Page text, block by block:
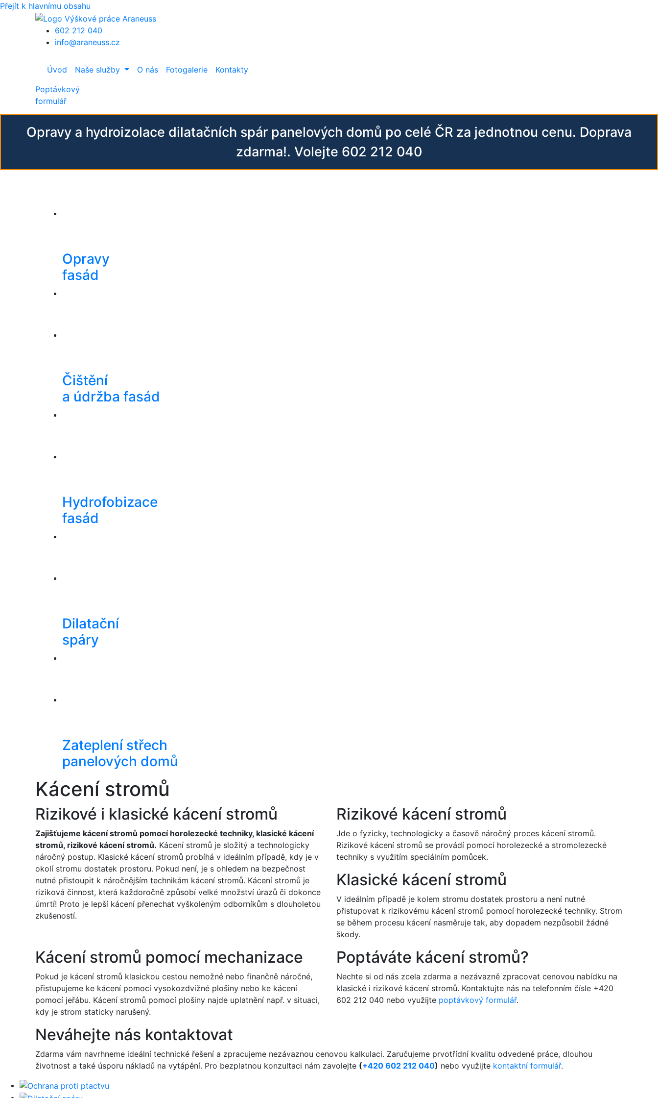
Přejít k hlavnímu obsahu
602 212 040
info@araneuss.cz
Úvod Naše služby O nás Fotogalerie
Kontakty
Poptávkový
formulář
Opravy a hydroizolace dilatačních spár panelových domů po celé ČR za jednotnou cenu. Doprava
zdarma!. Volejte 602 212 040
Opravy
fasád
Čištění
a údržba fasád
Hydrofobizace
fasád
Dilatační
spáry
Zateplení střech
panelových domů
Kácení stromů
Rizikové i klasické kácení stromů
Zajišťujeme kácení stromů pomocí horolezecké techniky, klasické kácení
stromů, rizikové kácení stromů. Kácení stromů je složitý a technologicky
náročný postup. Klasické kácení stromů probíhá v ideálním případě, kdy je v
okolí stromu dostatek prostoru. Pokud není, je s ohledem na bezpečnost
nutné přistoupit k náročnějším technikám kácení stromů. Kácení stromů je
riziková činnost, která každoročně způsobí velké množství úrazů či dokonce
úmrtí! Proto je lepší kácení přenechat vyškoleným odborníkům s dlouholetou
zkušeností.
Rizikové kácení stromů
Jde o fyzicky, technologicky a časově náročný proces kácení stromů.
Rizikové kácení stromů se provádí pomocí horolezecké a stromolezecké
techniky s využitím speciálním pomůcek.
Klasické kácení stromů
V ideálním případě je kolem stromu dostatek prostoru a není nutné
přistupovat k rizikovému kácení stromů pomocí horolezecké techniky. Strom
se během procesu kácení nasměruje tak, aby dopadem nezpůsobil žádné
škody.
Kácení stromů pomocí mechanizace
Pokud je kácení stromů klasickou cestou nemožné nebo finančně náročné,
přistupujeme ke kácení pomocí vysokozdvižné plošiny nebo ke kácení
pomocí jeřábu. Kácení stromů pomocí plošiny najde uplatnění např. v situaci,
kdy je strom staticky narušený.
Poptáváte kácení stromů?
Nechte si od nás zcela zdarma a nezávazně zpracovat cenovou nabídku na
klasické i rizikové kácení stromů. Kontaktujte nás na telefonním čísle +420
602 212 040 nebo využijte poptávkový formulář.
Neváhejte nás kontaktovat
Zdarma vám navrhneme ideální technické řešení a zpracujeme nezávaznou cenovou kalkulaci. Zaručujeme prvotřídní kvalitu odvedené práce, dlouhou
životnost a také úsporu nákladů na vytápění. Pro bezplatnou konzultaci nám zavolejte (+420 602 212 040) nebo využijte kontaktní formulář.